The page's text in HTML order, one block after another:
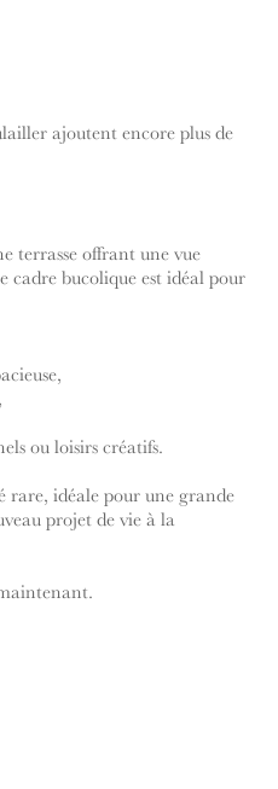
ajoutent encore plus de
terrasse offrant une vue
cadre bucolique est idéal pour
ou loisirs créatifs.
rare, idéale pour une grande
projet de vie à la